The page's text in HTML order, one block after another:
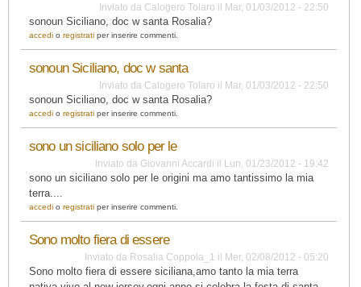
Inviato da Calogero Tolaro il Mar, 01/03/2012 - 22:50
sonoun Siciliano, doc w santa Rosalia?
accedi o registrati per inserire commenti.
sonoun Siciliano, doc w santa
Inviato da Calogero Tolaro il Mar, 01/03/2012 - 22:50
sonoun Siciliano, doc w santa Rosalia?
accedi o registrati per inserire commenti.
sono un siciliano solo per le
Inviato da Giovanni Accardi il Lun, 01/23/2012 - 19:42
sono un siciliano solo per le origini ma amo tantissimo la mia
terra....
accedi o registrati per inserire commenti.
Sono molto fiera di essere
Inviato da Rosalia Coppola_1 il Mer, 02/08/2012 - 05:20
Sono molto fiera di essere siciliana,amo tanto la mia terra